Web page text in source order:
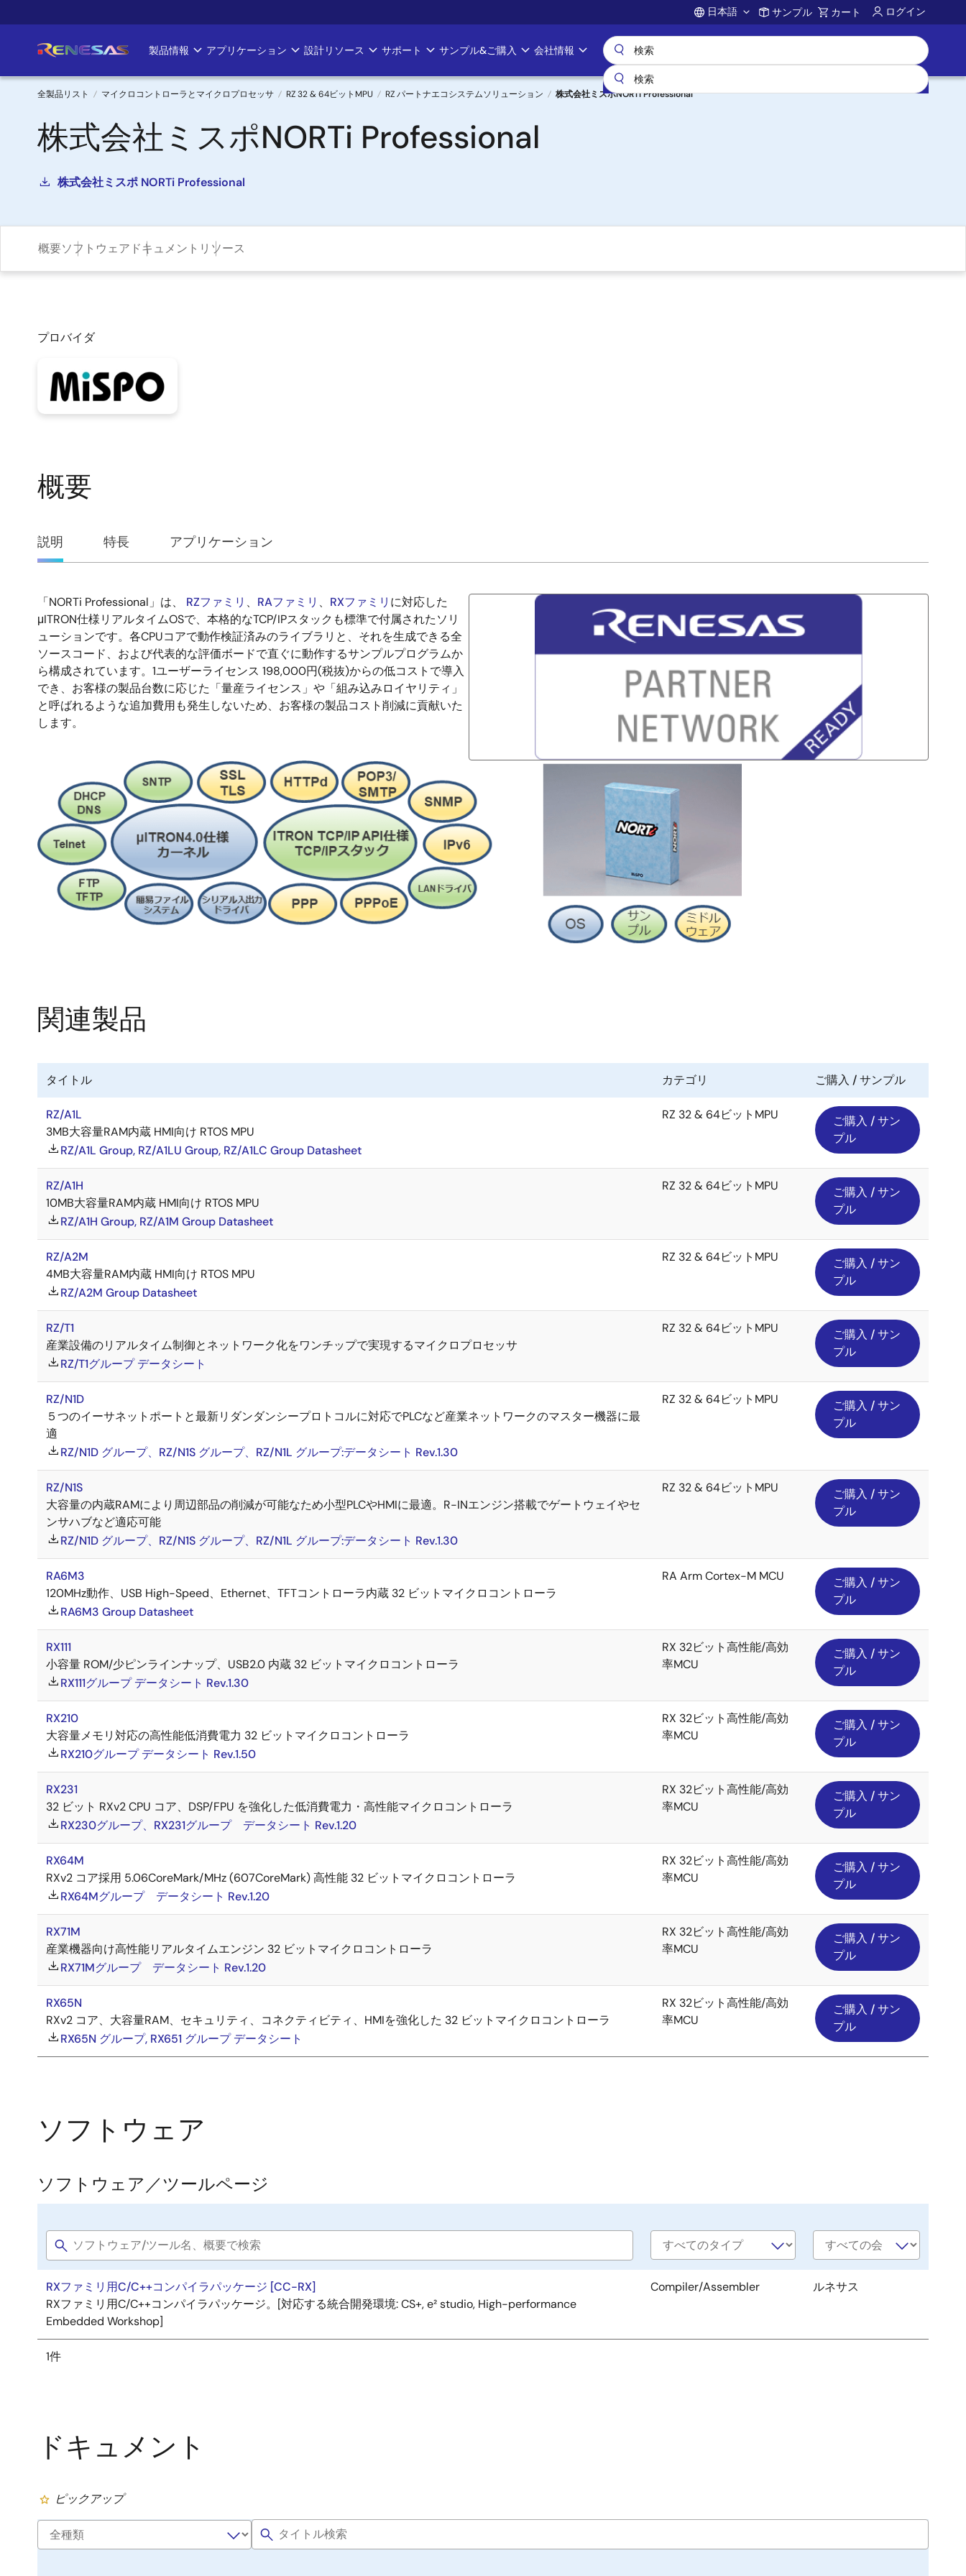
イ
ン
Account
日本語 サンプル カート ログイン
Main
navigation
製品情報 アプリケーション 設計リソース サポート サンプル&ご購入 会社情報
パ
ン
く
ず
全製品リスト マイクロコントローラとマイクロプロセッサ RZ 32 & 64ビットMPU RZ パートナエコシステムソリューション 株式会社ミスポNORTi Professional
株式会社ミスポNORTi Professional
株式会社ミスポ NORTi Professional
概要ソフトウェア ドキュメント リソース
プロバイダ
概要
概
説明 特長 アプリケーション
説
明
「NORTi Professional」は、 RZファミリ 、 RAファミリ 、 RXファミリ に対応した
μITRON仕様リアルタイムOSで、本格的なTCP/IPスタックも標準で付属されたソリ
ューションです。各CPUコアで動作検証済みのライブラリと、それを生成できる全
ソースコード、および代表的な評価ボードで直ぐに動作するサンプルプログラムか
ら構成されています。1ユーザーライセンス 198,000円(税抜)からの低コストで導入
でき、お客様の製品台数に応じた「量産ライセンス」や「組み込みロイヤリティ」
と呼ばれるような追加費用も発生しないため、お客様の製品コスト削減に貢献いた
します。
関連製品
タイトル カテゴリ ご購入 / サンプル
RZ/A1L
3MB大容量RAM内蔵 HMI向け RTOS MPU
RZ/A1L Group, RZ/A1LU Group, RZ/A1LC Group Datasheet
RZ 32 & 64ビットMPU
ご購入 / サン
プル
RZ/A1H
10MB大容量RAM内蔵 HMI向け RTOS MPU
RZ/A1H Group, RZ/A1M Group Datasheet
RZ 32 & 64ビットMPU
ご購入 / サン
プル
RZ/A2M
4MB大容量RAM内蔵 HMI向け RTOS MPU
RZ/A2M Group Datasheet
RZ 32 & 64ビットMPU
ご購入 / サン
プル
RZ/T1
産業設備のリアルタイム制御とネットワーク化をワンチップで実現するマイクロプロセッサ
RZ/T1グループ データシート
RZ 32 & 64ビットMPU
ご購入 / サン
プル
RZ/N1D
５つのイーサネットポートと最新リダンダンシープロトコルに対応でPLCなど産業ネットワークのマスター機器に最
適
RZ/N1D グループ、RZ/N1S グループ、RZ/N1L グループ:データシート Rev.1.30
RZ 32 & 64ビットMPU
ご購入 / サン
プル
RZ/N1S
大容量の内蔵RAMにより周辺部品の削減が可能なため小型PLCやHMIに最適。R-INエンジン搭載でゲートウェイやセ
ンサハブなど適応可能
RZ/N1D グループ、RZ/N1S グループ、RZ/N1L グループ:データシート Rev.1.30
RZ 32 & 64ビットMPU
ご購入 / サン
プル
RA6M3
120MHz動作、USB High-Speed、Ethernet、TFTコントローラ内蔵 32 ビットマイクロコントローラ
RA6M3 Group Datasheet
RA Arm Cortex-M MCU
ご購入 / サン
プル
RX111
小容量 ROM/少ピンラインナップ、USB2.0 内蔵 32 ビットマイクロコントローラ
RX111グループ データシート Rev.1.30
RX 32ビット高性能/高効
率MCU
ご購入 / サン
プル
RX210
大容量メモリ対応の高性能低消費電力 32 ビットマイクロコントローラ
RX210グループ データシート Rev.1.50
RX 32ビット高性能/高効
率MCU
ご購入 / サン
プル
RX231
32 ビット RXv2 CPU コア、DSP/FPU を強化した低消費電力・高性能マイクロコントローラ
RX230グループ、RX231グループ データシート Rev.1.20
RX 32ビット高性能/高効
率MCU
ご購入 / サン
プル
RX64M
RXv2 コア採用 5.06CoreMark/MHz (607CoreMark) 高性能 32 ビットマイクロコントローラ
RX64Mグループ データシート Rev.1.20
RX 32ビット高性能/高効
率MCU
ご購入 / サン
プル
RX71M
産業機器向け高性能リアルタイムエンジン 32 ビットマイクロコントローラ
RX71Mグループ データシート Rev.1.20
RX 32ビット高性能/高効
率MCU
ご購入 / サン
プル
RX65N
RXv2 コア、大容量RAM、セキュリティ、コネクティビティ、HMIを強化した 32 ビットマイクロコントローラ
RX65N グループ, RX651 グループ データシート
RX 32ビット高性能/高効
率MCU
ご購入 / サン
プル
ソフトウェア
ソフトウェア／ツールページ
title
type
社
RXファミリ用C/C++コンパイラパッケージ [CC-RX]
RXファミリ用C/C++コンパイラパッケージ。[対応する統合開発環境: CS+, e² studio, High-performance
Embedded Workshop]
Compiler/Assembler ルネサス
1件
ドキュメント
ピックアップ